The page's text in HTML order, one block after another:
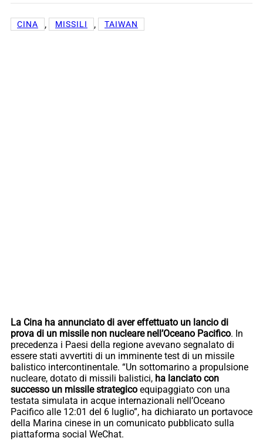
CINA , MISSILI , TAIWAN
La Cina ha annunciato di aver effettuato un lancio di
prova di un missile non nucleare nell’Oceano Pacifico. In
precedenza i Paesi della regione avevano segnalato di
essere stati avvertiti di un imminente test di un missile
balistico intercontinentale. “Un sottomarino a propulsione
nucleare, dotato di missili balistici, ha lanciato con
successo un missile strategico equipaggiato con una
testata simulata in acque internazionali nell’Oceano
Pacifico alle 12:01 del 6 luglio”, ha dichiarato un portavoce
della Marina cinese in un comunicato pubblicato sulla
piattaforma social WeChat.